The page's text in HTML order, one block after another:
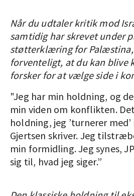
Når du udtaler kritik mod
samtidig har skrevet under
støtterklæring for Palæstina,
forventeligt, at du kan blive
forsker for at vælge side i
"Jeg har min holdning, og
min viden om konflikten.
holdning, jeg ’turnerer
Gjertsen skriver. Jeg
min formidling. Jeg synes,
sig til, hvad jeg siger.”